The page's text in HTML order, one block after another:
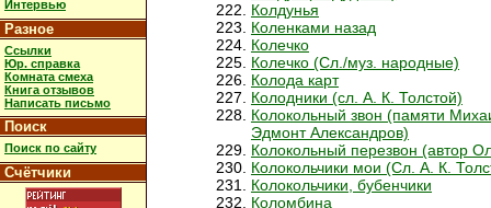
Интервью
Разное
Ссылки
Юр. справка
Комната смеха
Книга отзывов
Написать письмо
Поиск
Поиск по сайту
Счётчики
Колдунья
Коленками назад
Колечко
Колечко (Сл./муз. народные)
Колода карт
Колодники (сл. А. К. Толстой)
Колокольный звон (памяти
Эдмонт Александров)
Колокольный перезвон (автор
Колокольчики мои (Сл. А. К.
Колокольчики, бубенчики
Коломбина